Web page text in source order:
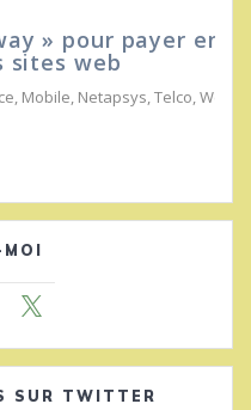
» pour payer en
web
Mobile,Netapsys,Telco,Web
X
SUR TWITTER